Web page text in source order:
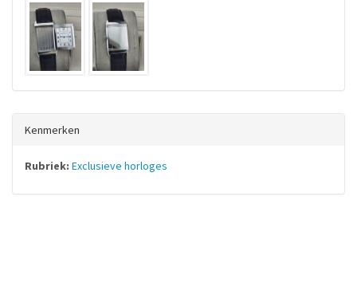
Kenmerken
Rubriek: Exclusieve horloges